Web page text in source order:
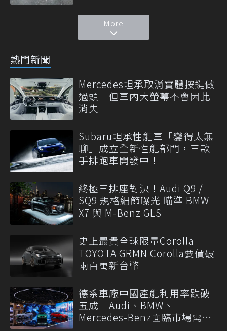
More
熱門新聞
Mercedes坦承取消實體按鍵做
過頭 但車內大螢幕不會因此
消失
Subaru坦承性能車「變得太無
聊」成立全新性能部門，三款
手排跑車開發中！
終極三排座對決！Audi Q9 /
SQ9 規格細節曝光 瞄準 BMW
X7 與 M-Benz GLS
史上最貴全球限量Corolla
TOYOTA GRMN Corolla要價破
兩百萬新台幣
德系車廠中國產能利用率跌破
五成 Audi、BMW、
Mercedes-Benz面臨市場需求